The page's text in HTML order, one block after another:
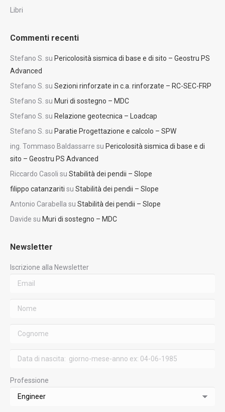
Libri
Commenti recenti
Stefano S. su Pericolosità sismica di base e di sito – Geostru PS
Advanced
Stefano S. su Sezioni rinforzate in c.a. rinforzate – RC-SEC-FRP
Stefano S. su Muri di sostegno – MDC
Stefano S. su Relazione geotecnica – Loadcap
Stefano S. su Paratie Progettazione e calcolo – SPW
ing. Tommaso Baldassarre su Pericolosità sismica di base e di
sito – Geostru PS Advanced
Riccardo Casoli su Stabilità dei pendii – Slope
filippo catanzariti su Stabilità dei pendii – Slope
Antonio Carabella su Stabilità dei pendii – Slope
Davide su Muri di sostegno – MDC
Newsletter
Iscrizione alla Newsletter
Professione